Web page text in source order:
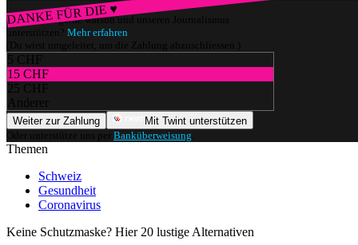
DANKE FÜR DIE ♥
Würdest du gerne watson und unseren Journalismus
unterstützen? Mehr erfahren
(Du wirst umgeleitet, um die Zahlung abzuschliessen.)
5 CHF
15 CHF
25 CHF
Anderer
Weiter zur Zahlung
Mit Twint unterstützen
Oder unterstütze uns per Banküberweisung
Themen
Schweiz
Gesundheit
Coronavirus
Keine Schutzmaske? Hier 20 lustige Alternativen